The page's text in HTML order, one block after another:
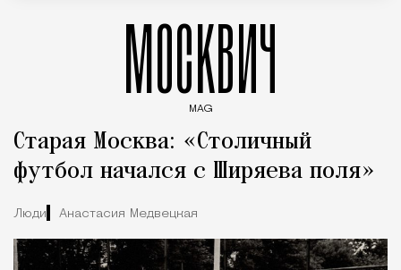
МОСКВИЧ
MAG
Старая Москва: «Столичный
футбол начался с Ширяева поля»
Люди Анастасия Медвецкая